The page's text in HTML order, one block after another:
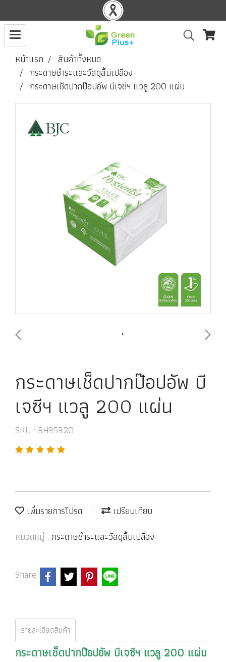
หน้าแรก
สินค้าทั้งหมด
กระดาษชำระและวัสดุสิ้นเปลือง
กระดาษเช็ดปากป๊อปอัพ บีเจซีฯ แวลู 200 แผ่น
กระดาษเช็ดปากป๊อปอัพ บี
เจซีฯ แวลู 200 แผ่น
SKU : BH35320
เพิ่มรายการโปรด
เปรียบเทียบ
หมวดหมู่ : กระดาษชำระและวัสดุสิ้นเปลือง
Share
รายละเอียดสินค้า
กระดาษเช็ดปากป๊อปอัพ บีเจซีฯ แวลู 200 แผ่น